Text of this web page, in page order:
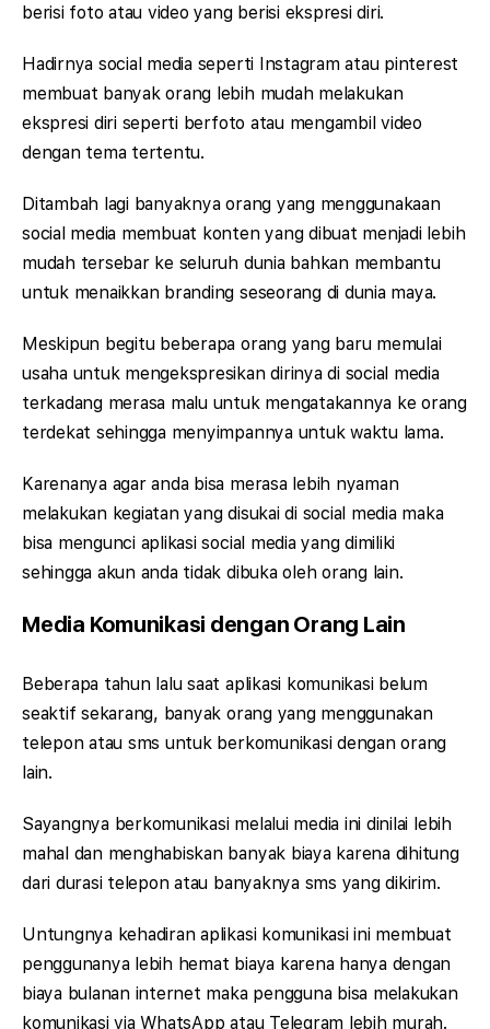
berisi foto atau video yang berisi ekspresi diri.
Hadirnya social media seperti Instagram atau pinterest
membuat banyak orang lebih mudah melakukan
ekspresi diri seperti berfoto atau mengambil video
dengan tema tertentu.
Ditambah lagi banyaknya orang yang menggunakaan
social media membuat konten yang dibuat menjadi lebih
mudah tersebar ke seluruh dunia bahkan membantu
untuk menaikkan branding seseorang di dunia maya.
Meskipun begitu beberapa orang yang baru memulai
usaha untuk mengekspresikan dirinya di social media
terkadang merasa malu untuk mengatakannya ke orang
terdekat sehingga menyimpannya untuk waktu lama.
Karenanya agar anda bisa merasa lebih nyaman
melakukan kegiatan yang disukai di social media maka
bisa mengunci aplikasi social media yang dimiliki
sehingga akun anda tidak dibuka oleh orang lain.
Media Komunikasi dengan Orang Lain
Beberapa tahun lalu saat aplikasi komunikasi belum
seaktif sekarang, banyak orang yang menggunakan
telepon atau sms untuk berkomunikasi dengan orang
lain.
Sayangnya berkomunikasi melalui media ini dinilai lebih
mahal dan menghabiskan banyak biaya karena dihitung
dari durasi telepon atau banyaknya sms yang dikirim.
Untungnya kehadiran aplikasi komunikasi ini membuat
penggunanya lebih hemat biaya karena hanya dengan
biaya bulanan internet maka pengguna bisa melakukan
komunikasi via WhatsApp atau Telegram lebih murah.